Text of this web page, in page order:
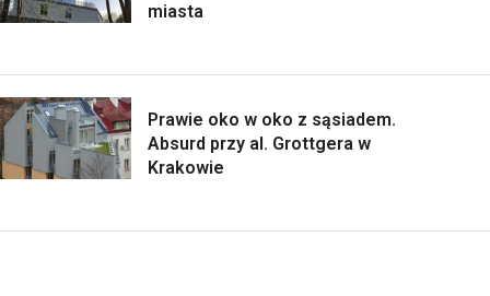
miasta
Prawie oko w oko z sąsiadem.
Absurd przy al. Grottgera w
Krakowie